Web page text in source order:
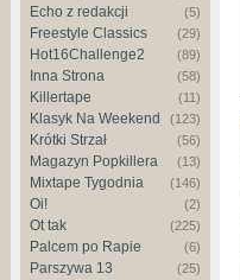
Echo z redakcji (5)
Freestyle Classics (29)
Hot16Challenge2 (89)
Inna Strona (58)
Killertape (11)
Klasyk Na Weekend (123)
Krótki Strzał (56)
Magazyn Popkillera (13)
Mixtape Tygodnia (146)
Oi! (2)
Ot tak (225)
Palcem po Rapie (6)
Parszywa 13 (25)